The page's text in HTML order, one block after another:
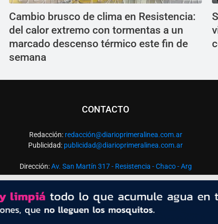
Cambio brusco de clima en Resistencia:
del calor extremo con tormentas a un
marcado descenso térmico este fin de
semana
CONTACTO
Redacción: redacción@diarioprimeralinea.com.ar
Publicidad: publicidad@diarioprimeralinea.com.ar
Dirección:Av. San Martín 317 - Resistencia - Chaco - Arg